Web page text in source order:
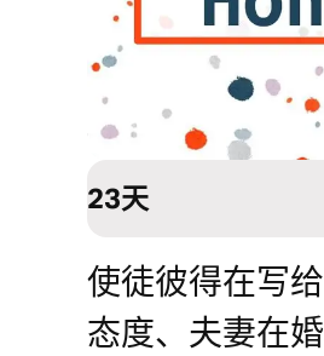
23天
使徒彼得在写
态度、夫妻在